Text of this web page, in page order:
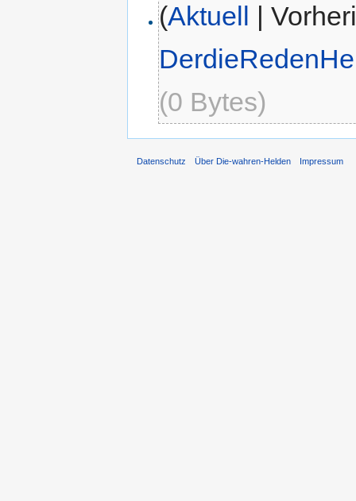
(Aktuell |
(0 Bytes)
Datenschutz Über Die-wahren-Helden Impressum